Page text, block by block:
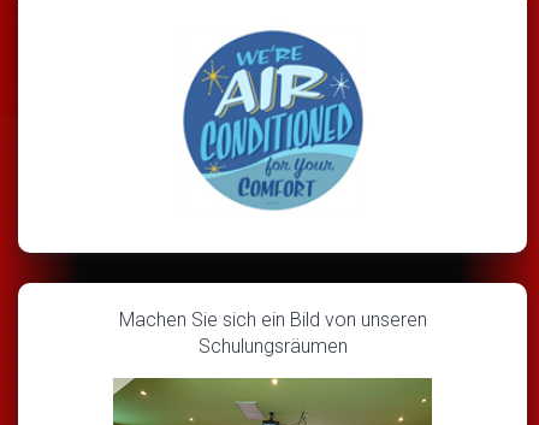
Machen Sie sich ein Bild von unseren
Schulungsräumen